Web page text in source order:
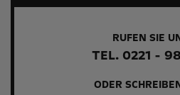
RUFEN SIE
TEL. 0221 -
ODER